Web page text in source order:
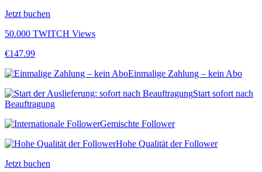
Jetzt buchen
50.000 TWITCH Views
€147.99
Einmalige Zahlung – kein Abo
Start sofort nach
Beauftragung
Gemischte Follower
Hohe Qualität der Follower
Jetzt buchen